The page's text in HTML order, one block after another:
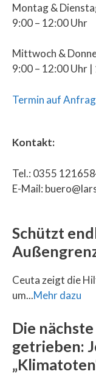
Montag &
9:00 – 12:00 Uhr
Mittwoch &
9:00 – 12:00 Uhr
Termin auf
Kontakt:
Tel.: 0355
E-Mail:
Schützt
Ceuta zeigt die
um...Mehr dazu
Die
getrieben: